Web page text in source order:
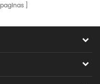
paginas